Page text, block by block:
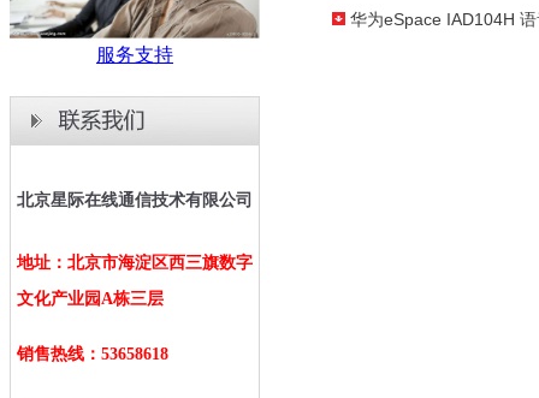
服务支持
北京星际在线通信技术有限公司
地址：北京市海淀区西三旗数字
文化产业园A栋三层
销售热线：53658618
华为eSpace IAD104H